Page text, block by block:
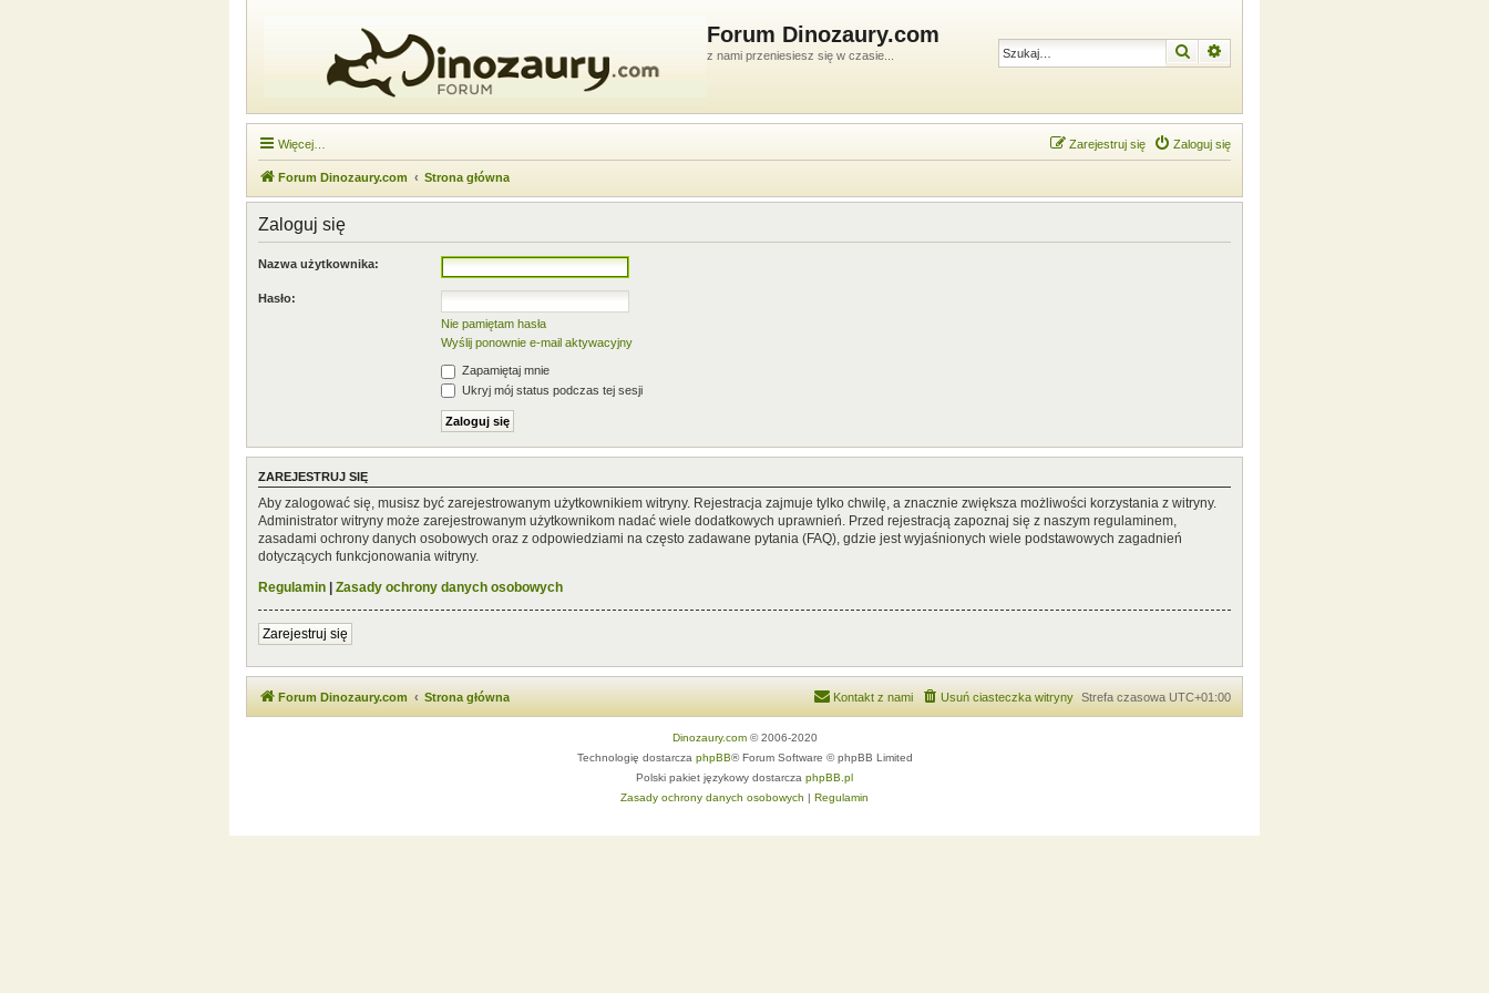
Forum Dinozaury.com
z nami przeniesiesz się w czasie... Szukaj
Więcej… Zaloguj się
Zarejestruj się
Forum Dinozaury.com Strona główna
Zaloguj się
Nazwa użytkownika:
Hasło:
Nie pamiętam hasła
Wyślij ponownie e-mail aktywacyjny
Zapamiętaj mnie
Ukryj mój status podczas tej sesji
ZAREJESTRUJ SIĘ
Aby zalogować się, musisz być zarejestrowanym użytkownikiem witryny. Rejestracja zajmuje tylko chwilę, a znacznie zwiększa możliwości korzystania z witryny.
Administrator witryny może zarejestrowanym użytkownikom nadać wiele dodatkowych uprawnień. Przed rejestracją zapoznaj się z naszym regulaminem,
zasadami ochrony danych osobowych oraz z odpowiedziami na często zadawane pytania (FAQ), gdzie jest wyjaśnionych wiele podstawowych zagadnień
dotyczących funkcjonowania witryny.
Regulamin | Zasady ochrony danych osobowych
Zarejestruj się
Forum Dinozaury.com Strona główna Strefa czasowa UTC+01:00
Usuń ciasteczka witryny
Kontakt z nami
Dinozaury.com© 2006-2020
Technologię dostarcza phpBB® Forum Software © phpBB Limited
Polski pakiet językowy dostarcza phpBB.pl
Zasady ochrony danych osobowych | Regulamin